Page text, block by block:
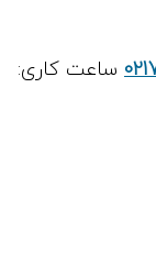
ساعت کاری: